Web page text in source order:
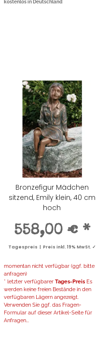
kostenlos in Deutschland
Bronzefigur Mädchen
sitzend, Emily klein, 40 cm
hoch
558,00 € *
Tagespreis | Preis inkl. 19% MwSt. ✓
momentan nicht verfügbar (ggf. bitte
anfragen)
* letzter verfügbarer Tages-PreisEs
werden keine freien Bestände in den
verfügbaren Lägern angezeigt.
Verwenden Sie ggf. das Fragen-
Formular auf dieser Artikel-Seite für
Anfragen...